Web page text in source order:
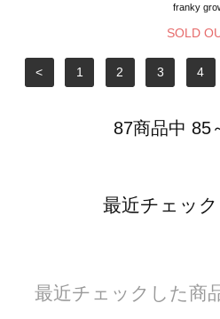
franky
SOLD
< 1 2 3 4
87商品中 85
最近チェッ
最近チェックした商